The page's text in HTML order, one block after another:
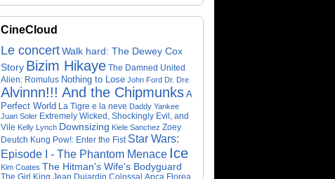
CineCloud
Le concert Walk hard: The Dewey Cox
Story Bizim Hikaye The Damned United
Alien: Romulus Nothing to Lose John Ford Dr. Dre
Alvinnn!!! And the Chipmunks A
Perfect World
La Tigre e la neve Daddy Yankee
Juan Soler Extremely Wicked, Shockingly Evil, and
Vile Kelly Lynch Downsizing Kiele Sanchez Zoey
Deutch Kung Pow!: Enter the Fist Star Wars:
Episode I - The Phantom Menace Ice
Kim Coates The Hitman's Wife's Bodyguard
The Girl King Jean Dujardin Colossal Anca Florea